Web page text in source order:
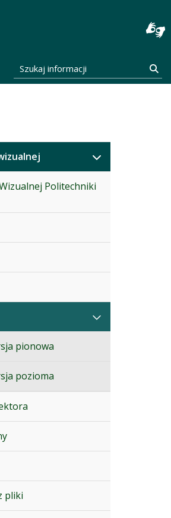
Szukaj informacji
Politechniki
pionowa
pozioma
pliki